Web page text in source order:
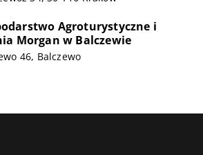
Agroturystyczne i
Morgan w Balczewie
46, Balczewo